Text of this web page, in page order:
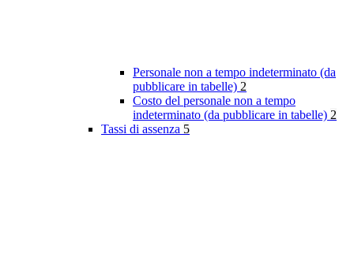
Personale non a tempo indeterminato (da
pubblicare in tabelle) 2
Costo del personale non a tempo
indeterminato (da pubblicare in tabelle) 2
Tassi di assenza 5